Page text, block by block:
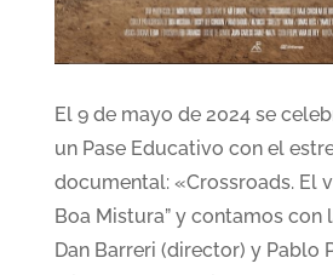
El 9 de mayo de 2024 se
un Pase Educativo con el
documental: «Crossroads. El
Boa Mistura” y contamos con
Dan Barreri (director) y Pablo